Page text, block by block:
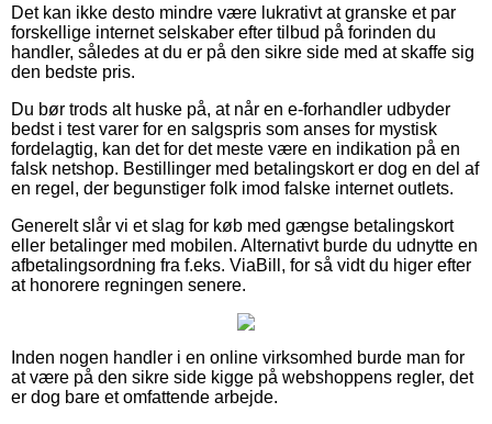
Det kan ikke desto mindre være lukrativt at granske et par
forskellige internet selskaber efter tilbud på forinden du
handler, således at du er på den sikre side med at skaffe sig
den bedste pris.
Du bør trods alt huske på, at når en e-forhandler udbyder
bedst i test varer for en salgspris som anses for mystisk
fordelagtig, kan det for det meste være en indikation på en
falsk netshop. Bestillinger med betalingskort er dog en del af
en regel, der begunstiger folk imod falske internet outlets.
Generelt slår vi et slag for køb med gængse betalingskort
eller betalinger med mobilen. Alternativt burde du udnytte en
afbetalingsordning fra f.eks. ViaBill, for så vidt du higer efter
at honorere regningen senere.
Inden nogen handler i en online virksomhed burde man for
at være på den sikre side kigge på webshoppens regler, det
er dog bare et omfattende arbejde.